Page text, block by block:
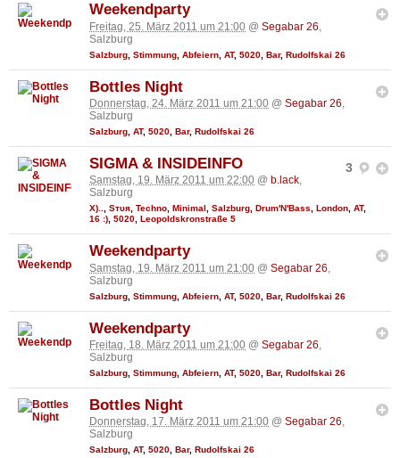
Weekendparty
Freitag, 25. März 2011 um 21:00 @ Segabar 26
Salzburg
Salzburg Stimmung Abfeiern AT, 5020 Bar, Rudolfskai 26
Bottles Night
Donnerstag, 24. März 2011 um 21:00 @ Segabar 26,
Salzburg
Salzburg AT, 5020 Bar, Rudolfskai 26
3
SIGMA & INSIDEINFO
Samstag, 19. März 2011 um 22:00 @ b.lack,
Salzburg
X).., Sтυя, Techno, Minimal, Salzburg, Drum'N'Bass, London, AT,
16 :), 5020, Leopoldskronstraße 5
Weekendparty
Samstag, 19. März 2011 um 21:00 @ Segabar 26
Salzburg
Salzburg Stimmung Abfeiern AT, 5020 Bar, Rudolfskai 26
Weekendparty
Freitag, 18. März 2011 um 21:00 @ Segabar 26,
Salzburg
Salzburg Stimmung Abfeiern AT, 5020 Bar, Rudolfskai 26
Bottles Night
Donnerstag, 17. März 2011 um 21:00 @ Segabar 26,
Salzburg
Salzburg, AT, 5020, Bar, Rudolfskai 26